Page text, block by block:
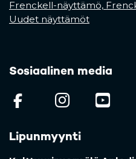
Frenckell-näyttämö,
Uudet näyttämöt
Sosiaalinen media
(opens in a
Lipunmyynti